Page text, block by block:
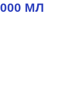
МЛ